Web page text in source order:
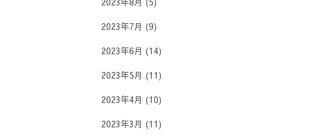
2023年7月 (9)
2023年6月 (14)
2023年5月 (11)
2023年4月 (10)
2023年3月 (11)